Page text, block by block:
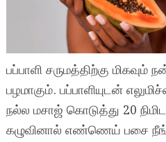
பப்பாளி சருமத்திற்கு மிகவும்
பழமாகும். பப்பாளியுடன்
நல்ல மசாஜ் கொடுத்து 20
கழுவினால் எண்ணெய் பசை